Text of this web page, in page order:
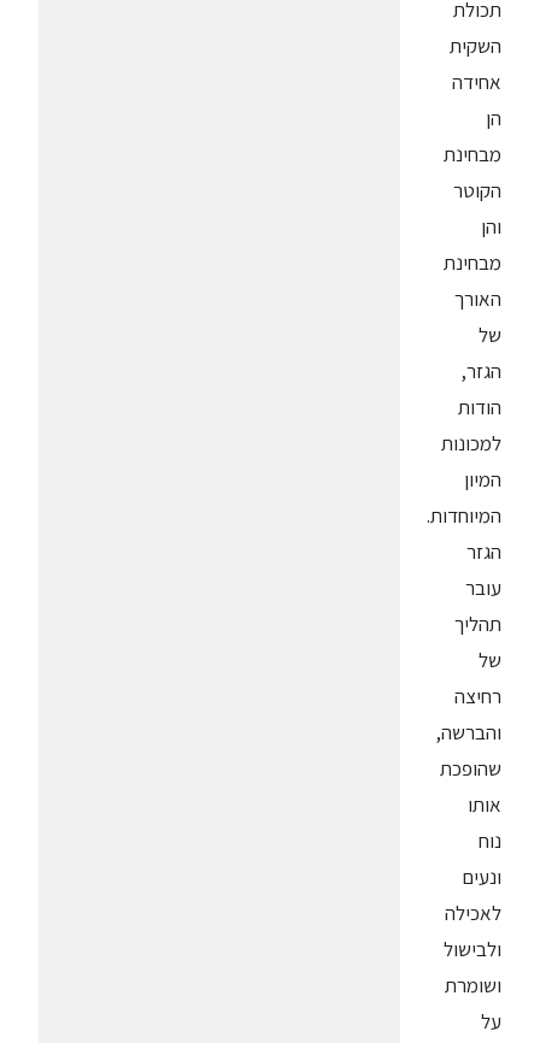
תכולת
השקית
אחידה
הן
מבחינת
הקוטר
והן
מבחינת
האורך
של
הגזר,
הודות
למכונות
המיון
המיוחדות.
הגזר
עובר
תהליך
של
רחיצה
והברשה,
שהופכת
אותו
נוח
ונעים
לאכילה
ולבישול
ושומרת
על